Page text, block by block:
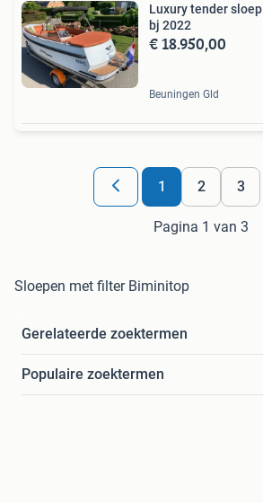
Luxury tender sloep Honda 20 pk 4 takt
bj 2022
€ 18.950,00
Beuningen Gld
1 2 3
Pagina 1 van 3
Sloepen met filter Biminitop
Gerelateerde zoektermen
Populaire zoektermen